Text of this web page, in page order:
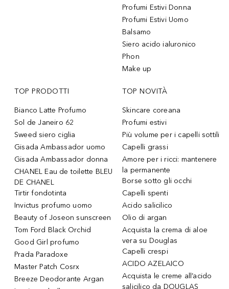
Profumi Estivi Donna
Profumi Estivi Uomo
Balsamo
Siero acido ialuronico
Phon
Make up
TOP PRODOTTI
Bianco Latte Profumo
Sol de Janeiro 62
Sweed siero ciglia
Gisada Ambassador uomo
Gisada Ambassador donna
CHANEL Eau de toilette BLEU
DE CHANEL
Tirtir fondotinta
Invictus profumo uomo
Beauty of Joseon sunscreen
Tom Ford Black Orchid
Good Girl profumo
Prada Paradoxe
Master Patch Cosrx
Breeze Deodorante Argan
TOP NOVITÀ
Skincare coreana
Profumi estivi
Più volume per i capelli sottili
Capelli grassi
Amore per i ricci: mantenere
la permanente
Borse sotto gli occhi
Capelli spenti
Acido salicilico
Olio di argan
Acquista la crema di aloe
vera su Douglas
Capelli crespi
ACIDO AZELAICO
Acquista le creme all’acido
salicilico da DOUGLAS